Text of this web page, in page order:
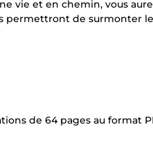
vie et en chemin, vous
de surmonter
de 64 pages au format